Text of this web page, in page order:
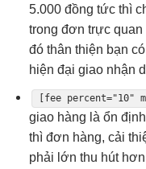
5.000 đồng tức thì
trong đơn trực quan
đó thân thiện bạn
hiện đại giao nhận
[fee percent="10"
giao hàng là ổn định
thìđơn hàng, cải
phải lớn thu húthơn